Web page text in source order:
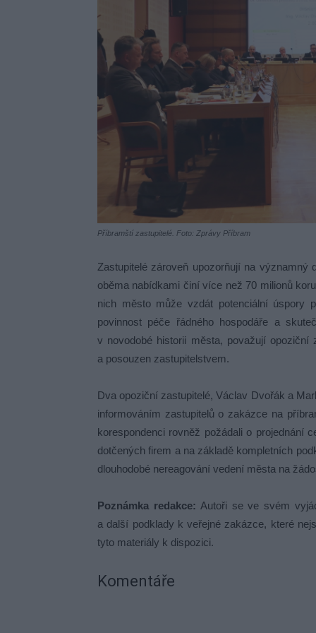
Příbramští zastupitelé. Foto: Zprávy Příbram
Zastupitelé zároveň upozorňují na
oběma nabídkami činí více než 70 milionů
nich město může vzdát potenciální úspory
povinnost péče řádného hospodáře a
v novodobé historii města, považují
a posouzen zastupitelstvem.
Dva opoziční zastupitelé, Václav Dvořák a
informováním zastupitelů o zakázce na
korespondenci rovněž požádali o projednání
dotčených firem a na základě kompletních
dlouhodobé nereagování vedení města na
Poznámka redakce: Autoři se ve svém
a další podklady k veřejné zakázce, které
tyto materiály k dispozici.
Komentáře